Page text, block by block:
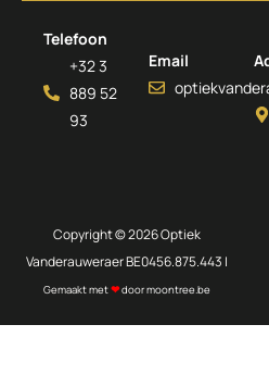
Telefoon
+32 3
889 52
93
Email
Copyright © 2026 Optiek
Vanderauweraer BE0456.875.443 |
Gemaakt met❤doormoontree.be